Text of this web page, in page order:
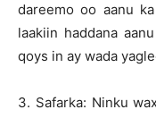
dareemo oo aanu
laakiin haddana
qoys in ay wada
3. Safarka: Ninku